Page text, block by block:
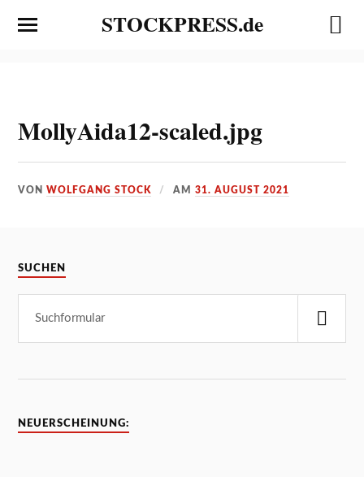
STOCKPRESS.de
MollyAida12-scaled.jpg
VONWOLFGANG STOCK AM31. AUGUST 2021
SUCHEN
NEUERSCHEINUNG: